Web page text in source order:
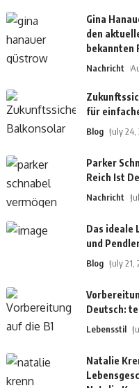
Gina
den
bekannten
Nachricht
für
Blog July 24,
Parker
Reich Ist
Nachricht
Das ideale
und
Blog July 21,
Deutsch:
Lebensstil
Natalie